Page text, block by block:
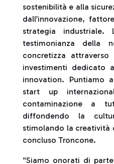
sostenibilità e alla
dall’innovazione,
strategia industriale.
testimonianza della
concretizza
investimenti dedicato
innovation. Puntiamo
start up
contaminazione a
diffondendo la
stimolando la creatività
concluso Troncone.
“Siamo onorati di